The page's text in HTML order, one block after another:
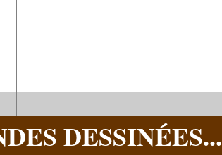
DESSINÉES...